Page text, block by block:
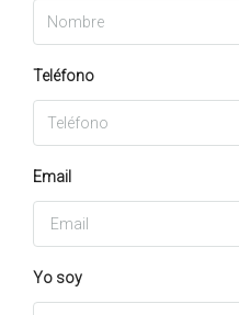
Teléfono
Email
Yo soy